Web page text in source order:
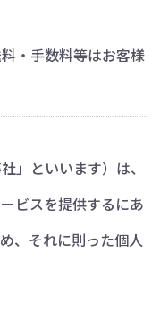
・手数料等はお客様
」といいます）は、
ビスを提供するにあ
、それに則った個人